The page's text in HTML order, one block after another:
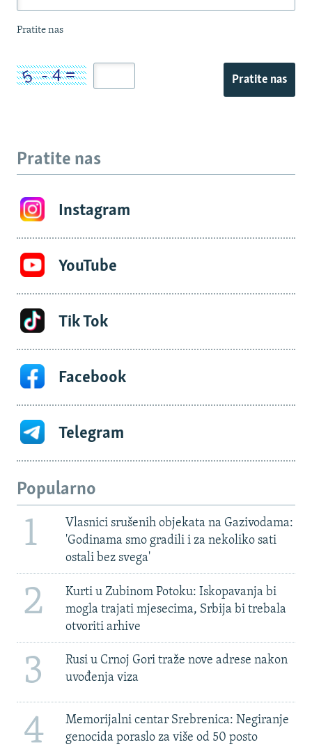
Pratite nas
Pratite nas
Pratite nas
Instagram
YouTube
Tik Tok
Facebook
Telegram
Popularno
1
Vlasnici srušenih objekata na Gazivodama:
'Godinama smo gradili i za nekoliko sati
ostali bez svega'
2
Kurti u Zubinom Potoku: Iskopavanja bi
mogla trajati mjesecima, Srbija bi trebala
otvoriti arhive
3
Rusi u Crnoj Gori traže nove adrese nakon
uvođenja viza
4
Memorijalni centar Srebrenica: Negiranje
genocida poraslo za više od 50 posto